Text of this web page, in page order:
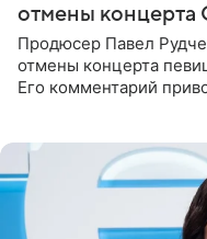
отмены концерта
Продюсер Павел
отмены концерта
Его комментарий